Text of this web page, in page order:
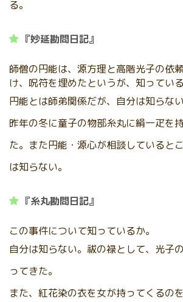
る。
『妙延勘問日記』
師僧の円能は、源方理と高階光子の依
け、呪符を埋めたというが、知っている
円能とは師弟関係だが、自分は知らない
昨年の冬に童子の物部糸丸に絹一疋を
た。また円能・源心が相談していると
は知らない。
『糸丸勘問日記』
この事件について知っているか。
自分は知らない。祓の禄として、光子
ってきた。
また、紅花染の衣を女が持ってくるの